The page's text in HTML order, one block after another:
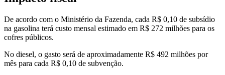
De acordo com o Ministério da Fazenda, cada R$ 0,10 de subsídio
na gasolina terá custo mensal estimado em R$ 272 milhões para os
cofres públicos.
No diesel, o gasto será de aproximadamente R$ 492 milhões por
mês para cada R$ 0,10 de subvenção.